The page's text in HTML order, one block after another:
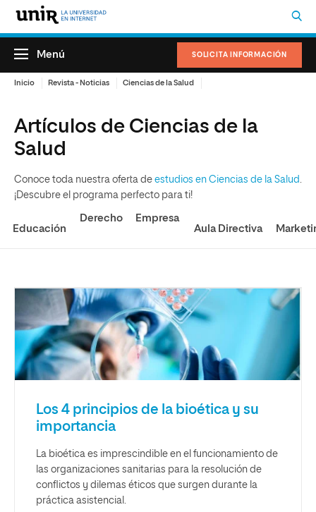
SOLICITA INFORMACIÓN
Menú
Inicio Revista - Noticias Ciencias de la Salud
Artículos de Ciencias de la
Salud
Conoce toda nuestra oferta de estudios en Ciencias de la Salud .
¡Descubre el programa perfecto para ti!
Educación
Derecho
Empresa
Aula Directiva
Los 4 principios de la bioética y su
importancia
La bioética es imprescindible en el funcionamiento de
las organizaciones sanitarias para la resolución de
conflictos y dilemas éticos que surgen durante la
práctica asistencial.